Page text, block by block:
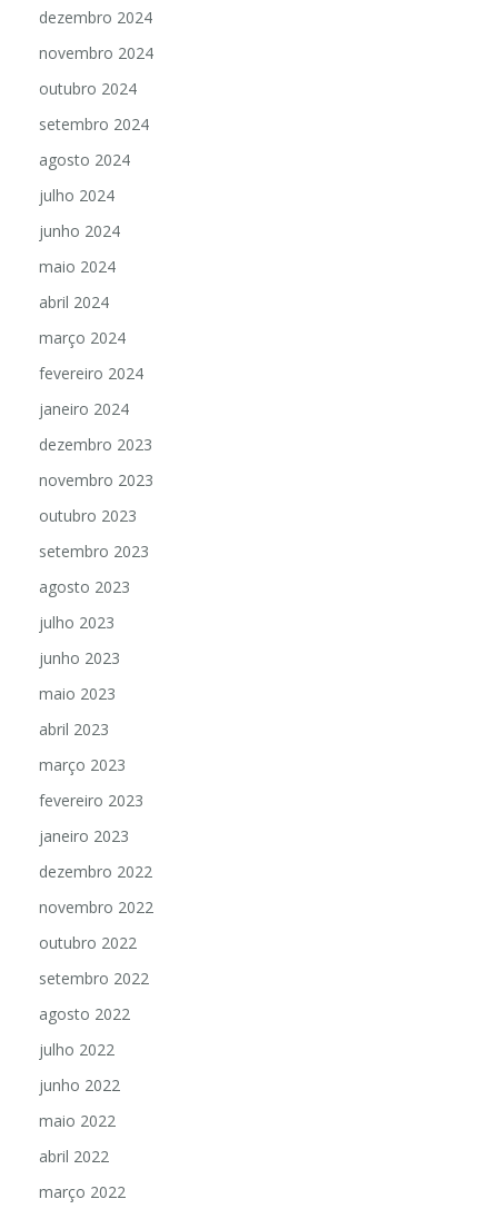
dezembro 2024
novembro 2024
outubro 2024
setembro 2024
agosto 2024
julho 2024
junho 2024
maio 2024
abril 2024
março 2024
fevereiro 2024
janeiro 2024
dezembro 2023
novembro 2023
outubro 2023
setembro 2023
agosto 2023
julho 2023
junho 2023
maio 2023
abril 2023
março 2023
fevereiro 2023
janeiro 2023
dezembro 2022
novembro 2022
outubro 2022
setembro 2022
agosto 2022
julho 2022
junho 2022
maio 2022
abril 2022
março 2022